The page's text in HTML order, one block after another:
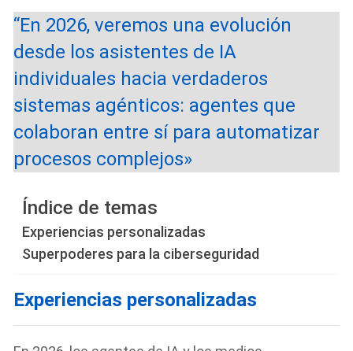
“En 2026, veremos una evolución
desde los asistentes de IA
individuales hacia verdaderos
sistemas agénticos: agentes que
colaboran entre sí para automatizar
procesos complejos»
Índice de temas
Experiencias personalizadas
Superpoderes para la ciberseguridad
Experiencias personalizadas